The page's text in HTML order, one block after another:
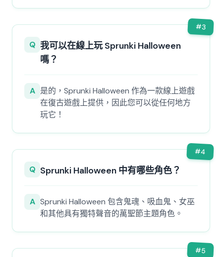
#3
Q 我可以在線上玩 Sprunki Halloween
嗎？
A 是的，Sprunki Halloween 作為一款線上遊戲
在復古遊戲上提供，因此您可以從任何地方
玩它！
#4
Q Sprunki Halloween 中有哪些角色？
A Sprunki Halloween 包含鬼魂、吸血鬼、女巫
和其他具有獨特聲音的萬聖節主題角色。
#5